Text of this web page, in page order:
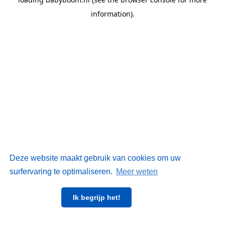
Deze website maakt gebruik van cookies om uw
surfervaring te optimaliseren. Meer weten
Ik begrijp het!
information).